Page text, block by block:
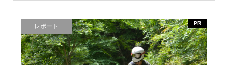
レポート PR